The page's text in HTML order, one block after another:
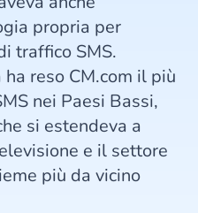
propria per
traffico SMS.
reso CM.com il più
nei Paesi Bassi,
si estendeva a
e il settore
più da vicino